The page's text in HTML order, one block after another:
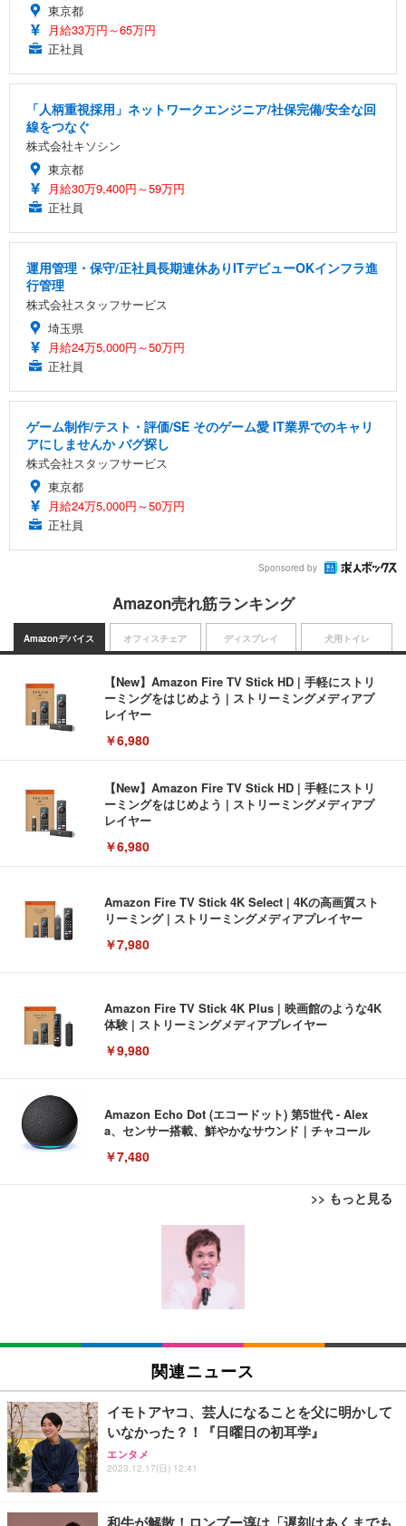
東京都
月給33万円～65万円
正社員
「人柄重視採用」ネットワークエンジニア/社保完備/安全な回
線をつなぐ
株式会社キソシン
東京都
月給30万9,400円～59万円
正社員
運用管理・保守/正社員長期連休ありITデビューOKインフラ進
行管理
株式会社スタッフサービス
埼玉県
月給24万5,000円～50万円
正社員
ゲーム制作/テスト・評価/SE そのゲーム愛 IT業界でのキャリ
アにしませんか バグ探し
株式会社スタッフサービス
東京都
月給24万5,000円～50万円
正社員
Sponsored by
Amazon売れ筋ランキング
Amazonデバイス
【New】Amazon Fire TV Stick HD | 手軽にストリ
ーミングをはじめよう | ストリーミングメディアプ
レイヤー
￥6,980
【New】Amazon Fire TV Stick HD | 手軽にストリ
ーミングをはじめよう | ストリーミングメディアプ
レイヤー
￥6,980
Amazon Fire TV Stick 4K Select | 4Kの高画質スト
リーミング | ストリーミングメディアプレイヤー
￥7,980
Amazon Fire TV Stick 4K Plus | 映画館のような4K
体験 | ストリーミングメディアプレイヤー
￥9,980
Amazon Echo Dot (エコードット) 第5世代 - Alex
a、センサー搭載、鮮やかなサウンド｜チャコール
￥7,480
>> もっと見る
オフィスチェア
[EdoErgo] オフィスチェア 椅子 テレワーク 疲れな
い 跳ね上げ式アームレスト コンパクト 約105度ロッ
キング pc 事務椅子 360度回転 座面昇降 強化ナイロ
ン樹脂ベース 通気性メッシュ 在宅ワーク H-WY01
(黒網+黒枠+黒足)
SIHOO B100 オフィスチェア／デスクチェア メッシ
ュチェア 人間工学 疲れない ブラック
￥27,999
Sezlife オフィスチェア デスクチェア 疲れない テレ
ワーク チェア 強化バックレスト 30度ロッキング機
能 人間工学 椅子 腰サポート 90度跳ね上げ式アーム
ョン PCチェア 通気性メッシュ ゲーミング/勉強/事
ディスプレイ
EIZO ビジネス向けプレミアムモニター | FlexScan
EV3240X-WT | 31.5型4K UHD・USB Type-C・ホワ
EIZO ビジネス向けプレミアムモニター | FlexScan
【純正品】27"ゲーミングモニター DualSense 充電
フック付き（CFI-ZDM1J）
犬用トイレ
Amazonベーシック ペットシーツ 薄型 レギュラー 1
回使い捨て 無香料 ホワイト 300枚
Amazonベーシック ペットシーツ 厚型 ワイド 42枚
x2袋(84枚) ホワイト(吸収面:ライトブルー)
￥3,234
ネオ・ルーライフ ネオ・オムツ L 中型犬用 26枚入
り 単品
関連ニュース
イモトアヤコ、芸人になることを父に明かして
いなかった？！『日曜日の初耳学』
エンタメ
2023.12.17(日) 12:41